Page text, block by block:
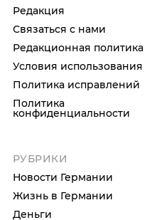
Редакция
Связаться с нами
Редакционная политика
Условия использования
Политика исправлений
Политика
конфиденциальности
РУБРИКИ
Новости Германии
Жизнь в Германии
Деньги